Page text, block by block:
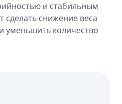
и стабильным
сделать снижение веса
уменьшить количество